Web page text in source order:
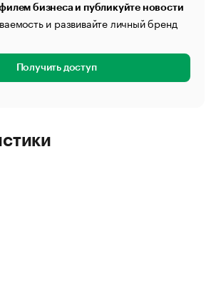
бизнеса и публикуйте новости
и развивайте личный бренд
Получить доступ